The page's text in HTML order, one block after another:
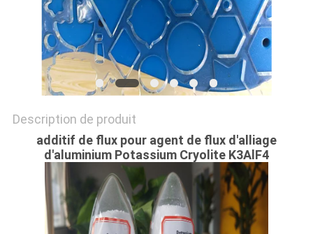
DEMANDEZ
UN DEVIS
PLAN
SITE
POLITIQUE
CONFIDENTIALITÉ
Description de produit
additif de flux pour agent de flux d'alliage
d'aluminium Potassium Cryolite K3AlF4